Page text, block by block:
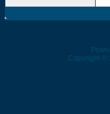
Copyright ©